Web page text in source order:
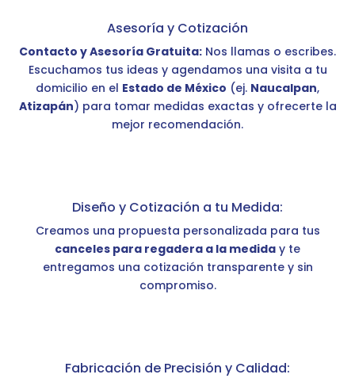
Asesoría y Cotización
Contacto y Asesoría Gratuita: Nos llamas o escribes.
Escuchamos tus ideas y agendamos una visita a tu
domicilio en el Estado de México (ej. Naucalpan,
Atizapán) para tomar medidas exactas y ofrecerte la
mejor recomendación.
Diseño y Cotización a tu Medida:
Creamos una propuesta personalizada para tus
canceles para regadera a la medida y te
entregamos una cotización transparente y sin
compromiso.
Fabricación de Precisión y Calidad: